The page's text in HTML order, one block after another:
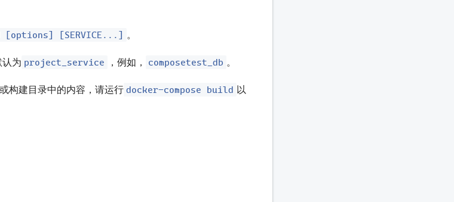
[options] [SERVICE...] 。
为 project_service ，例如， composetest_db 。
或构建目录中的内容，请运行 docker-compose build 以